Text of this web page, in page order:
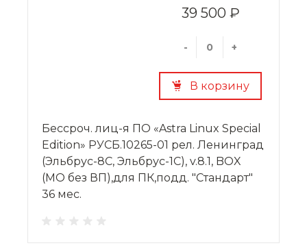
39 500 ₽
- +
В корзину
Бессроч. лиц-я ПО «Astra Linux Special
Edition» РУСБ.10265-01 рел. Ленинград
(Эльбрус-8С, Эльбрус-1С), v.8.1, BOX
(МО без ВП),для ПК,подд. "Стандарт"
36 мес.